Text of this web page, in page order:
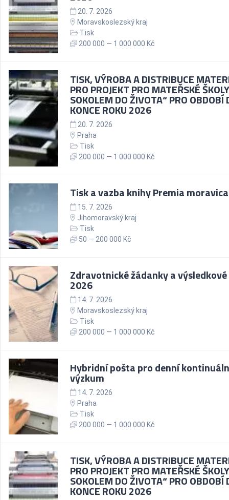
20. 7. 2026
Moravskoslezský kraj
Tisk
200 000 — 1 000 000 Kč
TISK, VÝROBA A DISTRIBUCE
PRO PROJEKT PRO MATEŘSKÉ
SOKOLEM DO ŽIVOTA“ PRO OBDOBÍ
KONCE ROKU 2026
20. 7. 2026
Praha
Tisk
200 000 — 1 000 000 Kč
Tisk a vazba knihy Premia moravica
15. 7. 2026
Jihomoravský kraj
Tisk
50 — 200 000 Kč
Zdravotnické žádanky a
2026
14. 7. 2026
Moravskoslezský kraj
Tisk
200 000 — 1 000 000 Kč
Hybridní pošta pro denní
výzkum
14. 7. 2026
Praha
Tisk
200 000 — 1 000 000 Kč
TISK, VÝROBA A DISTRIBUCE
PRO PROJEKT PRO MATEŘSKÉ
SOKOLEM DO ŽIVOTA“ PRO OBDOBÍ
KONCE ROKU 2026